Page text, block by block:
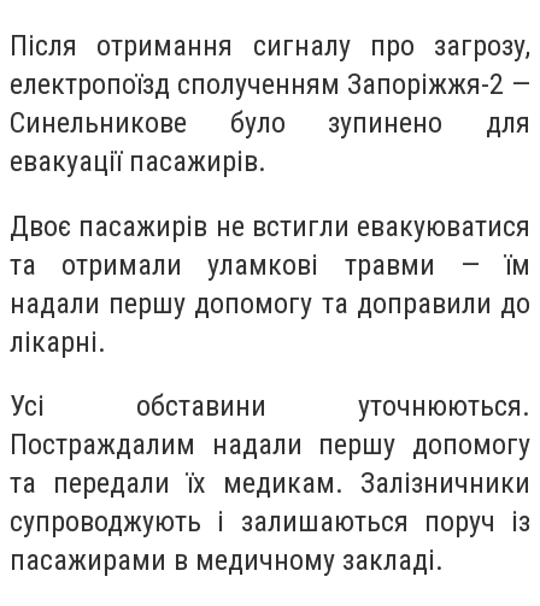
Після отримання сигналу про загрозу,
електропоїзд сполученням Запоріжжя-2 —
Синельникове було зупинено для
евакуації пасажирів.
Двоє пасажирів не встигли евакуюватися
та отримали уламкові травми — їм
надали першу допомогу та доправили до
лікарні.
Усі обставини уточнюються.
Постраждалим надали першу допомогу
та передали їх медикам. Залізничники
супроводжують і залишаються поруч із
пасажирами в медичному закладі.